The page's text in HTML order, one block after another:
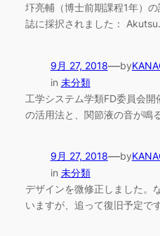
圷亮輔（博士前期課程1年）
誌に採択されました：
9月 27, 2018—by
in 未分類
工学システム学類FD委員会
の活用法と、関節液の音が鳴
9月 27, 2018—by
in 未分類
デザインを微修正しました。
いますが、追って復旧予定です